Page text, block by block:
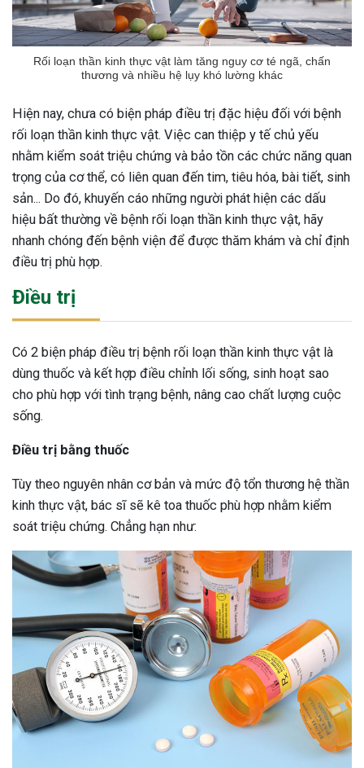
Rối loạn thần kinh thực vật làm tăng nguy cơ té ngã, chấn
thương và nhiều hệ lụy khó lường khác
Hiện nay, chưa có biện pháp điều trị đặc hiệu đối với bệnh
rối loạn thần kinh thực vật. Việc can thiệp y tế chủ yếu
nhằm kiểm soát triệu chứng và bảo tồn các chức năng quan
trọng của cơ thể, có liên quan đến tim, tiêu hóa, bài tiết, sinh
sản... Do đó, khuyến cáo những người phát hiện các dấu
hiệu bất thường về bệnh rối loạn thần kinh thực vật, hãy
nhanh chóng đến bệnh viện để được thăm khám và chỉ định
điều trị phù hợp.
Điều trị
Có 2 biện pháp điều trị bệnh rối loạn thần kinh thực vật là
dùng thuốc và kết hợp điều chỉnh lối sống, sinh hoạt sao
cho phù hợp với tình trạng bệnh, nâng cao chất lượng cuộc
sống.
Điều trị bằng thuốc
Tùy theo nguyên nhân cơ bản và mức độ tổn thương hệ thần
kinh thực vật, bác sĩ sẽ kê toa thuốc phù hợp nhằm kiểm
soát triệu chứng. Chẳng hạn như: